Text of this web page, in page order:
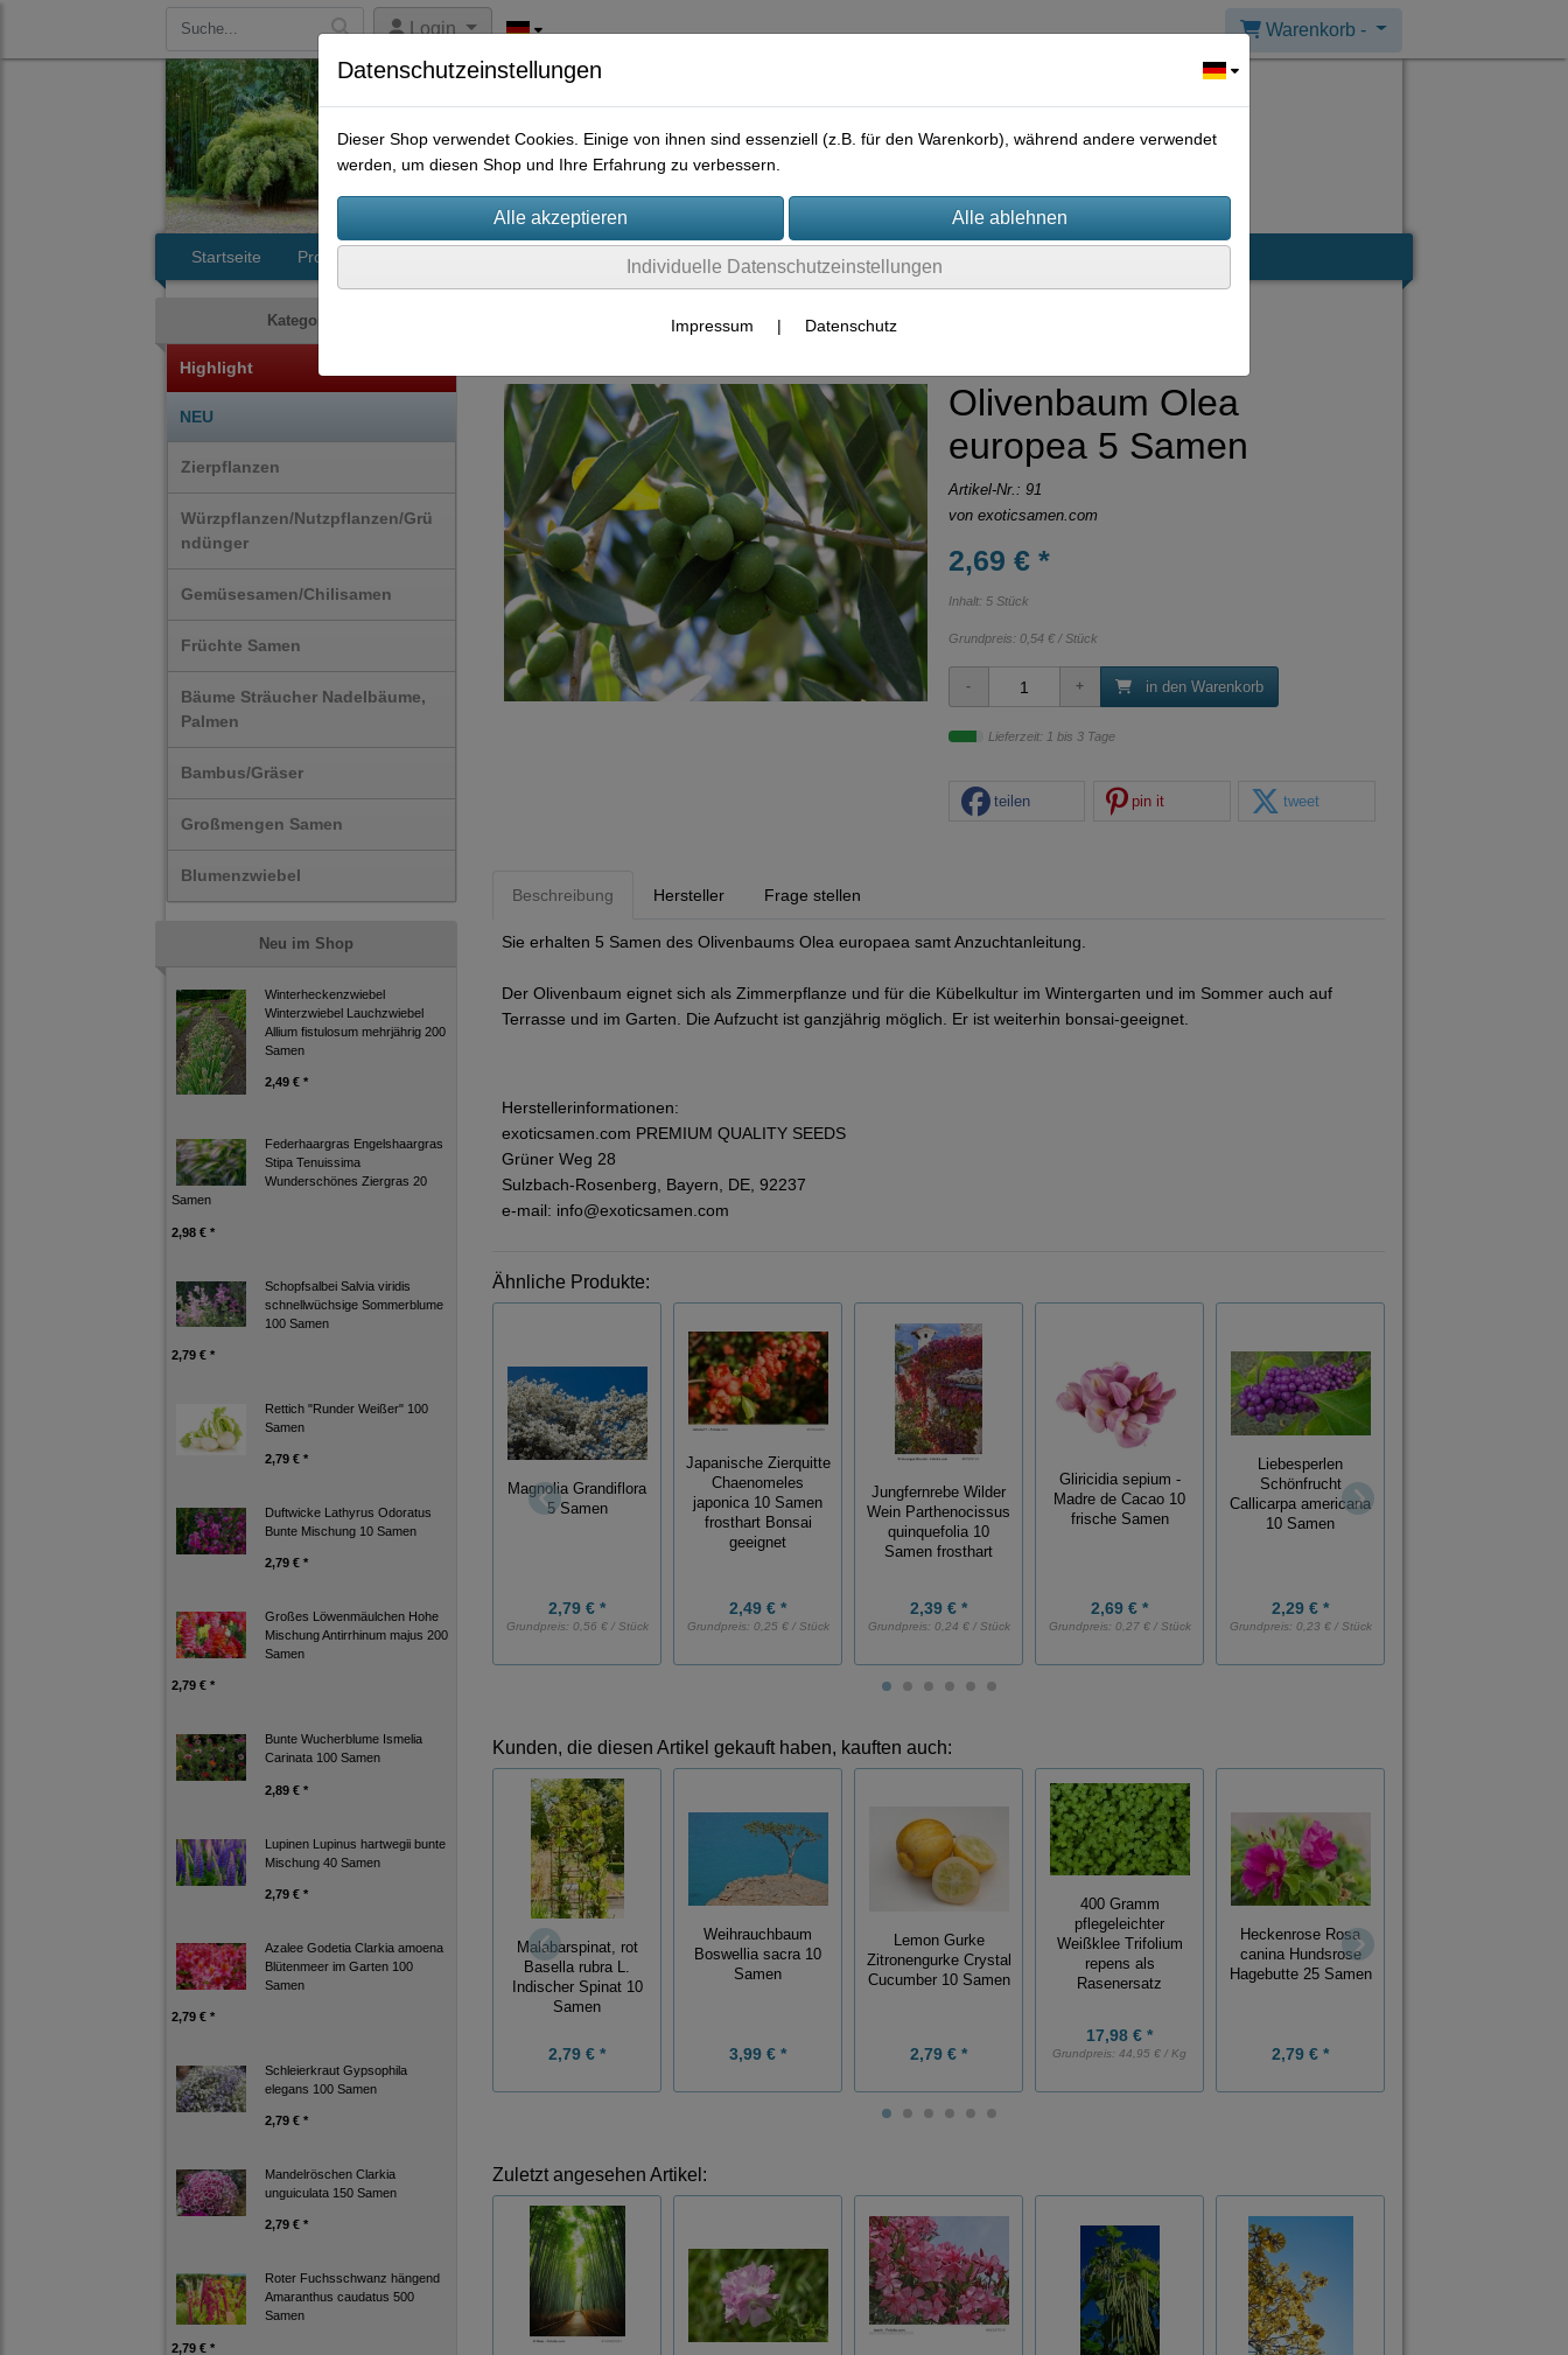
Login Warenkorb -
Startseite Produkte
Kategorien
Highlight
NEU
Zierpflanzen
Würzpflanzen/Nutzpflanzen/Grü
ndünger
Gemüsesamen/Chilisamen
Früchte Samen
Bäume Sträucher Nadelbäume,
Palmen
Bambus/Gräser
Großmengen Samen
Blumenzwiebel
Neu im Shop
Winterheckenzwiebel
Winterzwiebel Lauchzwiebel
Allium fistulosum mehrjährig 200
Samen
2,49 € *
Federhaargras Engelshaargras
Stipa Tenuissima
Wunderschönes Ziergras 20
Samen
2,98 € *
Schopfsalbei Salvia viridis
schnellwüchsige Sommerblume
100 Samen
2,79 € *
Rettich "Runder Weißer" 100
Samen
2,79 € *
Duftwicke Lathyrus Odoratus
Bunte Mischung 10 Samen
2,79 € *
Großes Löwenmäulchen Hohe
Mischung Antirrhinum majus 200
Samen
2,79 € *
Bunte Wucherblume Ismelia
Carinata 100 Samen
2,89 € *
Lupinen Lupinus hartwegii bunte
Mischung 40 Samen
2,79 € *
Azalee Godetia Clarkia amoena
Blütenmeer im Garten 100
Samen
2,79 € *
Schleierkraut Gypsophila
elegans 100 Samen
2,79 € *
Mandelröschen Clarkia
unguiculata 150 Samen
2,79 € *
Roter Fuchsschwanz hängend
Amaranthus caudatus 500
Samen
2,79 € *
Olivenbaum Olea
europea 5 Samen
Artikel-Nr.: 91
von exoticsamen.com
2,69 € *
Inhalt: 5 Stück
Grundpreis: 0,54 € / Stück
in den Warenkorb
Lieferzeit: 1 bis 3 Tage
teilen pin it tweet
Beschreibung Hersteller Frage stellen
Sie erhalten 5 Samen des Olivenbaums Olea europaea samt Anzuchtanleitung.
Der Olivenbaum eignet sich als Zimmerpflanze und für die Kübelkultur im Wintergarten und im Sommer auch auf
Terrasse und im Garten. Die Aufzucht ist ganzjährig möglich. Er ist weiterhin bonsai-geeignet.
Herstellerinformationen:
exoticsamen.com PREMIUM QUALITY SEEDS
Grüner Weg 28
Sulzbach-Rosenberg, Bayern, DE, 92237
e-mail: info@exoticsamen.com
Ähnliche Produkte:
Magnolia Grandiflora
5 Samen
2,79 € *
Grundpreis: 0,56 € / Stück
Japanische Zierquitte
Chaenomeles
japonica 10 Samen
frosthart Bonsai
geeignet
2,49 € *
Grundpreis: 0,25 € / Stück
Jungfernrebe Wilder
Wein Parthenocissus
quinquefolia 10
Samen frosthart
2,39 € *
Grundpreis: 0,24 € / Stück
Gliricidia sepium -
Madre de Cacao 10
frische Samen
2,69 € *
Grundpreis: 0,27 € / Stück
Liebesperlen
Schönfrucht
Callicarpa americana
10 Samen
2,29 € *
Grundpreis: 0,23 € / Stück
Kunden, die diesen Artikel gekauft haben, kauften auch:
Malabarspinat, rot
Basella rubra L.
Indischer Spinat 10
Samen
2,79 € *
Weihrauchbaum
Boswellia sacra 10
Samen
3,99 € *
Lemon Gurke
Zitronengurke Crystal
Cucumber 10 Samen
2,79 € *
400 Gramm
pflegeleichter
Weißklee Trifolium
repens als
Rasenersatz
17,98 € *
Grundpreis: 44,95 € / Kg
Heckenrose Rosa
canina Hundsrose
Hagebutte 25 Samen
2,79 € *
Zuletzt angesehen Artikel:
Datenschutzeinstellungen
Dieser Shop verwendet Cookies. Einige von ihnen sind essenziell (z.B. für den Warenkorb), während andere verwendet
werden, um diesen Shop und Ihre Erfahrung zu verbessern.
Individuelle Datenschutzeinstellungen
Impressum | Datenschutz